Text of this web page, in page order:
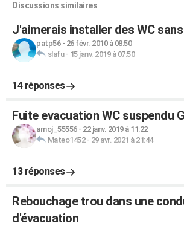
Discussions similaires
J'aimerais installer des WC
patp56- 26 févr. 2010 à 08:50
slafu- 15 janv. 2019 à 07:50
14 réponses
Fuite evacuation WC suspendu
arnoj_55556- 22 janv. 2019 à 11:22
Mateo1452- 29 avr. 2021 à 21:44
13 réponses
Rebouchage trou dans une
d'évacuation